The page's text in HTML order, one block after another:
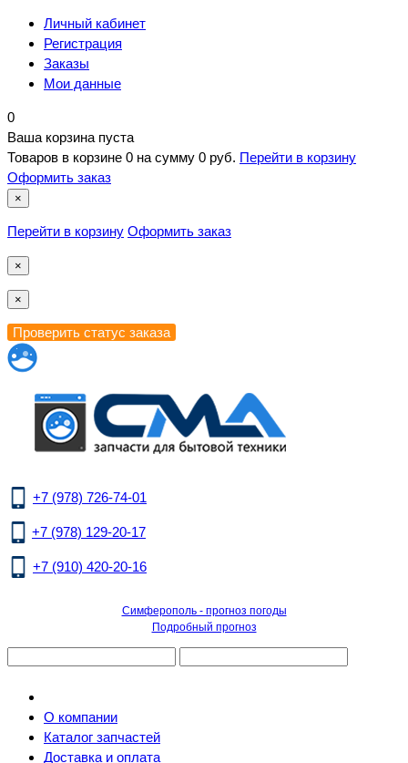
Личный кабинет
Регистрация
Заказы
Мои данные
0
Ваша корзина пуста
Товаров в корзине 0 на сумму 0 руб. Перейти в корзину
Оформить заказ
×
Перейти в корзину Оформить заказ
×
×
+7 (978) 726-74-01
+7 (978) 129-20-17
+7 (910) 420-20-16
Симферополь - прогноз погоды
Подробный прогноз
О компании
Каталог запчастей
Доставка и оплата